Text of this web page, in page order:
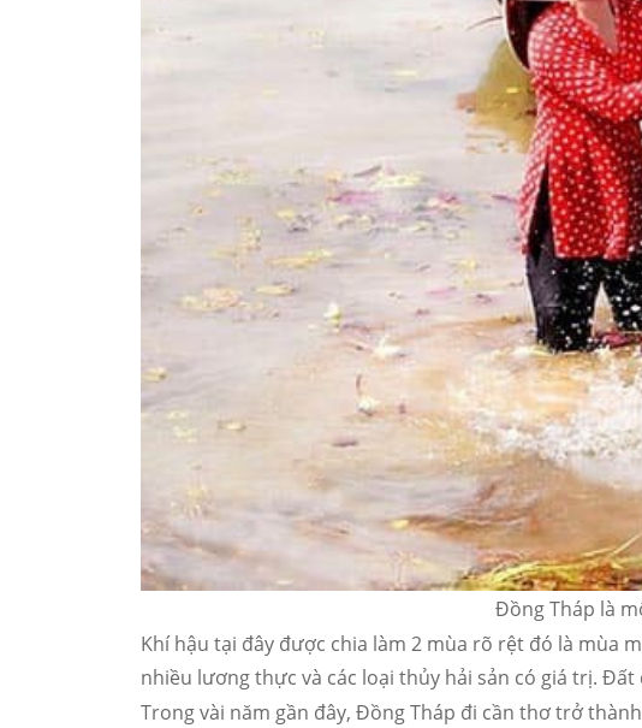
Đồng Tháp là
Khí hậu tại đây được chia làm 2 mùa rõ rệt đó là mùa
nhiều lương thực và các loại thủy hải sản có giá trị.
Trong vài năm gần đây, Đồng Tháp đi cần thơ trở